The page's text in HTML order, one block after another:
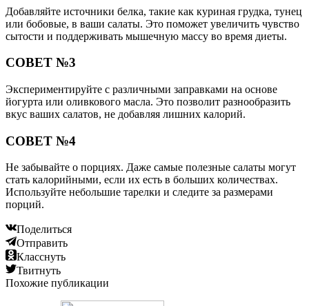
Добавляйте источники белка, такие как куриная грудка, тунец
или бобовые, в ваши салаты. Это поможет увеличить чувство
сытости и поддерживать мышечную массу во время диеты.
СОВЕТ №3
Экспериментируйте с различными заправками на основе
йогурта или оливкового масла. Это позволит разнообразить
вкус ваших салатов, не добавляя лишних калорий.
СОВЕТ №4
Не забывайте о порциях. Даже самые полезные салаты могут
стать калорийными, если их есть в больших количествах.
Используйте небольшие тарелки и следите за размерами
порций.
Поделиться
Отправить
Класснуть
Твитнуть
Похожие публикации